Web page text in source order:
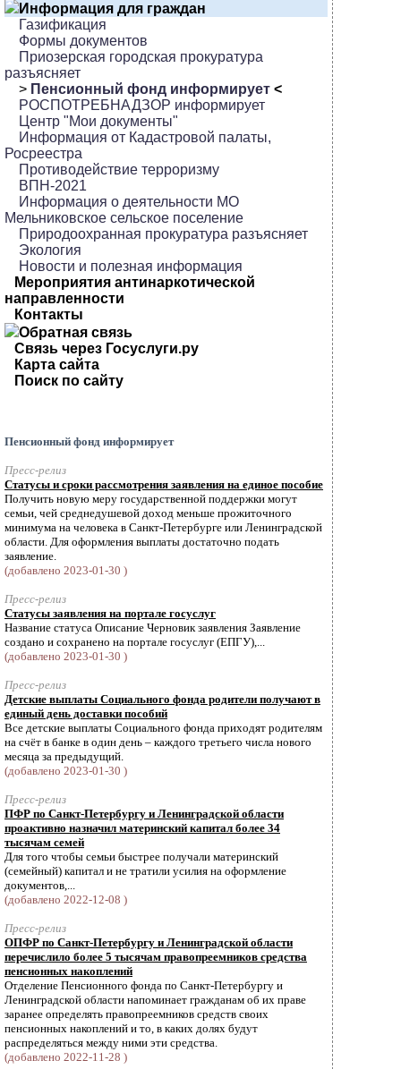
Информация для граждан
Газификация
Формы документов
Приозерская городская прокуратура
разъясняет
> Пенсионный фонд информирует <
РОСПОТРЕБНАДЗОР информирует
Центр "Мои документы"
Информация от Кадастровой палаты,
Росреестра
Противодействие терроризму
ВПН-2021
Информация о деятельности МО
Мельниковское сельское поселение
Природоохранная прокуратура разъясняет
Экология
Новости и полезная информация
Мероприятия антинаркотической
направленности
Контакты
Обратная связь
Связь через Госуслуги.ру
Карта сайта
Поиск по сайту
Пенсионный фонд информирует
Пресс-релиз
Статусы и сроки рассмотрения заявления на единое пособие
Получить новую меру государственной поддержки могут
семьи, чей среднедушевой доход меньше прожиточного
минимума на человека в Санкт-Петербурге или Ленинградской
области. Для оформления выплаты достаточно подать
заявление.
(добавлено 2023-01-30 )
Пресс-релиз
Статусы заявления на портале госуслуг
Название статуса Описание Черновик заявления Заявление
создано и сохранено на портале госуслуг (ЕПГУ),...
(добавлено 2023-01-30 )
Пресс-релиз
Детские выплаты Социального фонда родители получают в
единый день доставки пособий
Все детские выплаты Социального фонда приходят родителям
на счёт в банке в один день – каждого третьего числа нового
месяца за предыдущий.
(добавлено 2023-01-30 )
Пресс-релиз
ПФР по Санкт-Петербургу и Ленинградской области
проактивно назначил материнский капитал более 34
тысячам семей
Для того чтобы семьи быстрее получали материнский
(семейный) капитал и не тратили усилия на оформление
документов,...
(добавлено 2022-12-08 )
Пресс-релиз
ОПФР по Санкт-Петербургу и Ленинградской области
перечислило более 5 тысячам правопреемников средства
пенсионных накоплений
Отделение Пенсионного фонда по Санкт-Петербургу и
Ленинградской области напоминает гражданам об их праве
заранее определять правопреемников средств своих
пенсионных накоплений и то, в каких долях будут
распределяться между ними эти средства.
(добавлено 2022-11-28 )